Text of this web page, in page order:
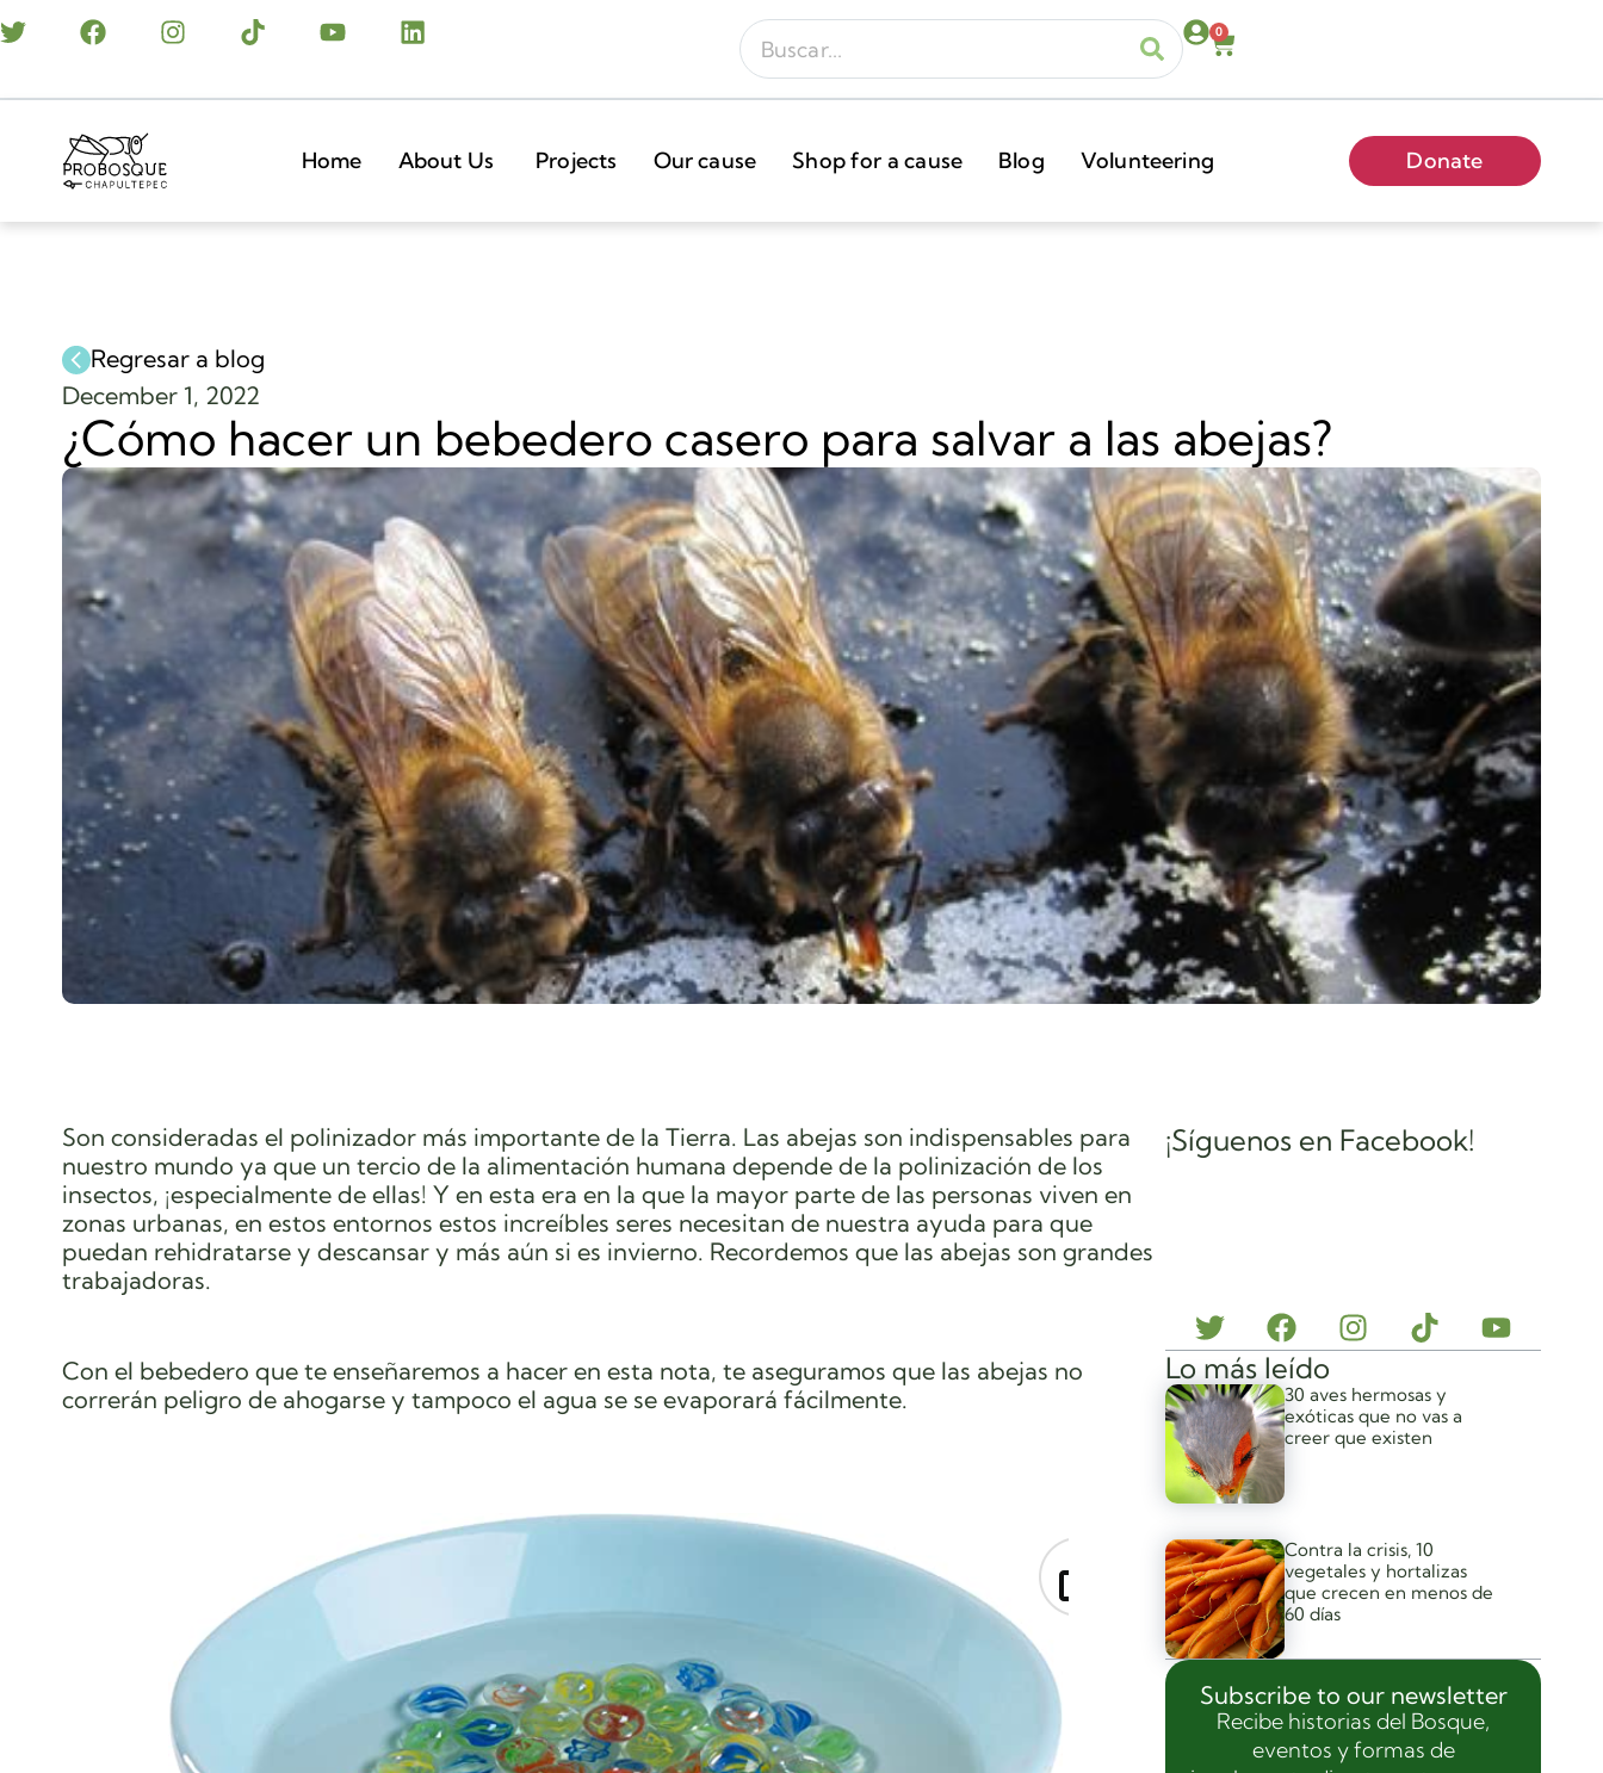
0
Home About Us Projects Our cause Shop for a cause Blog Volunteering Donate
Regresar a blog
December 1, 2022
¿Cómo hacer un bebedero casero para salvar a las abejas?
Son consideradas el polinizador más importante de la Tierra. Las abejas son indispensables para
nuestro mundo ya que un tercio de la alimentación humana depende de la polinización de los
insectos, ¡especialmente de ellas! Y en esta era en la que la mayor parte de las personas viven en
zonas urbanas, en estos entornos estos increíbles seres necesitan de nuestra ayuda para que
puedan rehidratarse y descansar y más aún si es invierno. Recordemos que las abejas son grandes
trabajadoras.
Con el bebedero que te enseñaremos a hacer en esta nota, te aseguramos que las abejas no
correrán peligro de ahogarse y tampoco el agua se se evaporará fácilmente.
¡Síguenos en Facebook!
Lo más leído
30 aves hermosas y
exóticas que no vas a
creer que existen
Contra la crisis, 10
vegetales y hortalizas
que crecen en menos de
60 días
Subscribe to our newsletter
Recibe historias del Bosque,
eventos y formas de